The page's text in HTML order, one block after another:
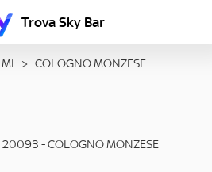
Trova Sky Bar
MI > COLOGNO MONZESE
20093 -COLOGNO MONZESE